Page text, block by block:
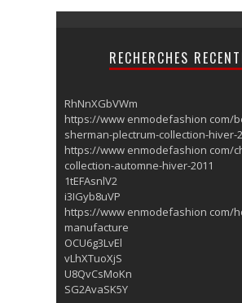
RECHERCHES
RhNnXGbVWm
https://www enmodefashion com/
sherman-plectrum-collection-hiver-
https://www enmodefashion com/
collection-automne-hiver-2011
1tEFAsnlV2
i3IGyb8uVP
https://www enmodefashion com/
manufacture
OCU6g3LvEl
vLhXTuoXjS
U8QvCsMoKn
SG2AvaSK5Y